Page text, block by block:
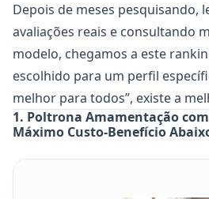
Depois de meses pesquisando,
avaliações reais e consultando
modelo, chegamos a este
escolhido para um perfil
melhor para todos”, existe a
1. Poltrona Amamentação
Máximo Custo-Benefício